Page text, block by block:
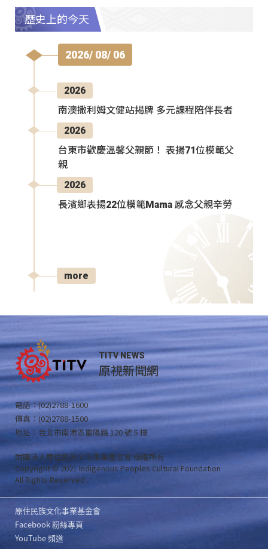
歷史上的今天
2026/ 08/ 06
2026
南澳撒利姆文健站揭牌 多元課程陪伴長者
2026
台東市歡慶溫馨父親節！ 表揚71位模範父
親
2026
長濱鄉表揚22位模範Mama 感念父親辛勞
more
TITV NEWS
原視新聞網
電話：(02)2788-1600
傳真：(02)2788-1500
地址：台北市南港區重陽路 120 號 5 樓
財團法人原住民族文化事業基金會 版權所有
Copyright © 2021 Indigenous Peoples Cultural Foundation
All Rights Reserved .
原住民族文化事業基金會
Facebook 粉絲專頁
YouTube 頻道